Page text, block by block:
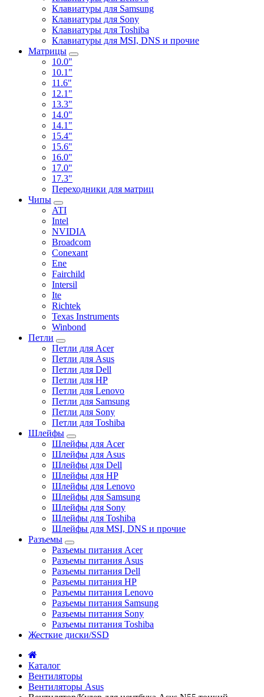
Клавиатуры для Samsung
Клавиатуры для Sony
Клавиатуры для Toshiba
Клавиатуры для MSI, DNS и прочие
Матрицы
10.0"
10.1"
11.6"
12.1"
13.3"
14.0"
14.1"
15.4"
15.6"
16.0"
17.0"
17.3"
Переходники для матриц
Чипы
ATI
Intel
NVIDIA
Broadcom
Conexant
Ene
Fairchild
Intersil
Ite
Richtek
Texas Instruments
Winbond
Петли
Петли для Acer
Петли для Asus
Петли для Dell
Петли для HP
Петли для Lenovo
Петли для Samsung
Петли для Sony
Петли для Toshiba
Шлейфы
Шлейфы для Acer
Шлейфы для Asus
Шлейфы для Dell
Шлейфы для HP
Шлейфы для Lenovo
Шлейфы для Samsung
Шлейфы для Sony
Шлейфы для Toshiba
Шлейфы для MSI, DNS и прочие
Разъемы
Разъемы питания Acer
Разъемы питания Asus
Разъемы питания Dell
Разъемы питания HP
Разъемы питания Lenovo
Разъемы питания Samsung
Разъемы питания Sony
Разъемы питания Toshiba
Жесткие диски/SSD
Каталог
Вентиляторы
Вентиляторы Asus